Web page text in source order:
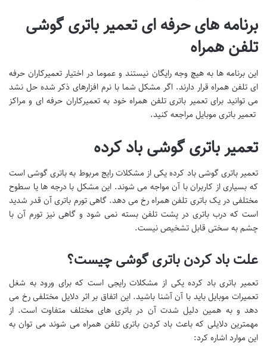
برنامه های حرفه ای تعمیر باتری گوشی
تلفن همراه
این برنامه ها به هیچ وجه رایگان نیستند و عموما در اختیار تعمیرکاران حرفه
ای تلفن همراه قرار دارند. اگر مشکل شما با نرم افزارهای ذکر شده حل نشد
می توانید برای تعمیر باتری تلفن همراه خود به تعمیرکاران حرفه ای و مراکز
تعمیر باتری موبایل مراجعه کنید.
تعمیر باتری گوشی باد کرده
تعمیر باتری گوشی باد کرده یکی از مشکلات رایج مربوط به باتری گوشی است
که بسیاری از کاربران با آن مواجه می شوند. این مشکل با درجه ها یا سطوح
مختلفی در یک باتری تلفن همراه رخ می دهد. گاهی تورم باتری آن قدر شدید
است که درب باتری در پشت تلفن بسته نمی شود و گاهی نیز تورم آن با
چشم به سختی قابل تشخیص نیست.
علت باد کردن باتری گوشی چیست؟
تعمیر باتری باد کرده یکی از مشکلات رایجی است که برای ورود به شغل
تعمیرات موبایل باید با آن آشنا باشید. این اتفاق بر اثر دلایل مختلفی رخ می
دهد و به همین دلیل شدت آن در باتری های مختلف متفاوت است. از
مهمترین دلایلی که باعث باد کردن باتری تلفن همراه می شوند می توان به
این موارد اشاره کرد: